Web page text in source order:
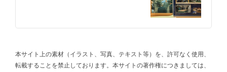
本サイト上の素材（イラスト、写真、テキスト等）を、許可なく使用、
転載することを禁止しております。本サイトの著作権につきましては、